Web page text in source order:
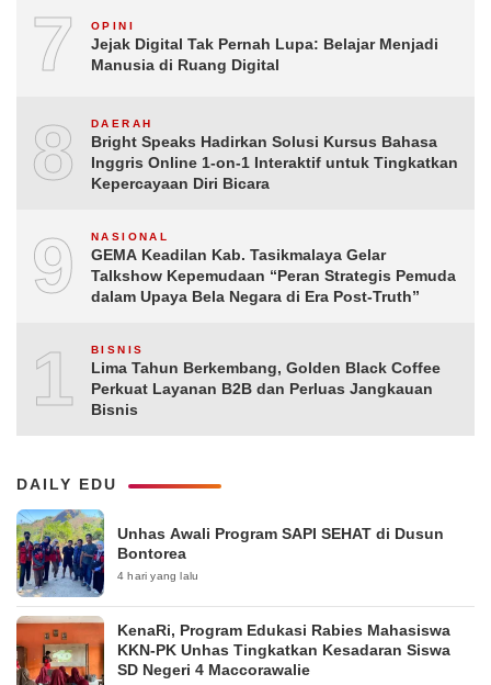
7 OPINI
Jejak Digital Tak Pernah Lupa: Belajar Menjadi
Manusia di Ruang Digital
8 DAERAH
Bright Speaks Hadirkan Solusi Kursus Bahasa
Inggris Online 1-on-1 Interaktif untuk Tingkatkan
Kepercayaan Diri Bicara
9 NASIONAL
GEMA Keadilan Kab. Tasikmalaya Gelar
Talkshow Kepemudaan “Peran Strategis Pemuda
dalam Upaya Bela Negara di Era Post-Truth”
10BISNIS
Lima Tahun Berkembang, Golden Black Coffee
Perkuat Layanan B2B dan Perluas Jangkauan
Bisnis
DAILY EDU
Unhas Awali Program SAPI SEHAT di Dusun
Bontorea
4 hari yang lalu
KenaRi, Program Edukasi Rabies Mahasiswa
KKN-PK Unhas Tingkatkan Kesadaran Siswa
SD Negeri 4 Maccorawalie